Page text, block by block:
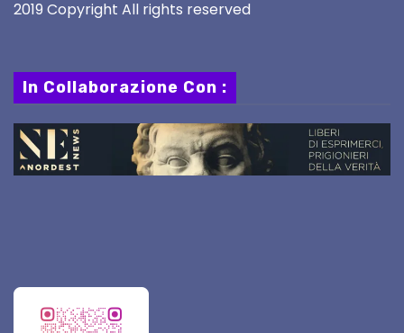
2019 Copyright All rights reserved
In Collaborazione Con :